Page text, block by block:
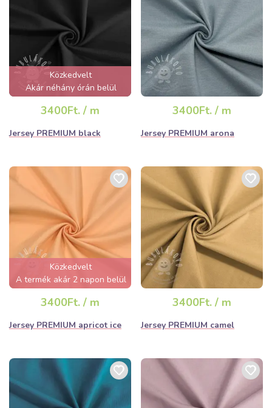
Közkedvelt
Akár néhány órán belül
elfogyhat!
3400Ft. / m
Jersey PREMIUM black
3400Ft. / m
Jersey PREMIUM arona
Közkedvelt
A termék akár 2 napon belül
elfogyhat!
3400Ft. / m
Jersey PREMIUM apricot ice
3400Ft. / m
Jersey PREMIUM camel